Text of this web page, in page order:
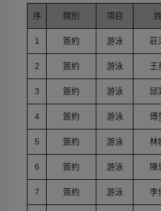
序 類別 項目
1 簽約 游泳 莊
2 簽約 游泳 王
3 簽約 游泳 邱
4 簽約 游泳 傅
5 簽約 游泳 林
6 簽約 游泳 陳
7 簽約 游泳 李